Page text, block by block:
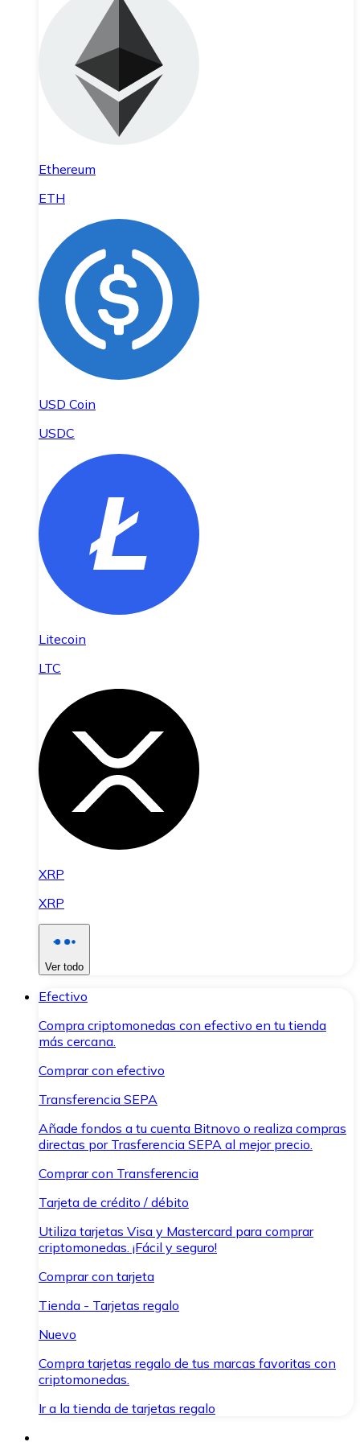
Ethereum
ETH
USD Coin
USDC
Litecoin
LTC
XRP
XRP
Ver todo
Efectivo
Compra criptomonedas con efectivo en tu tienda
más cercana.
Comprar con efectivo
Transferencia SEPA
Añade fondos a tu cuenta Bitnovo o realiza compras
directas por Trasferencia SEPA al mejor precio.
Comprar con Transferencia
Tarjeta de crédito / débito
Utiliza tarjetas Visa y Mastercard para comprar
criptomonedas. ¡Fácil y seguro!
Comprar con tarjeta
Tienda - Tarjetas regalo
Nuevo
Compra tarjetas regalo de tus marcas favoritas con
criptomonedas.
Ir a la tienda de tarjetas regalo